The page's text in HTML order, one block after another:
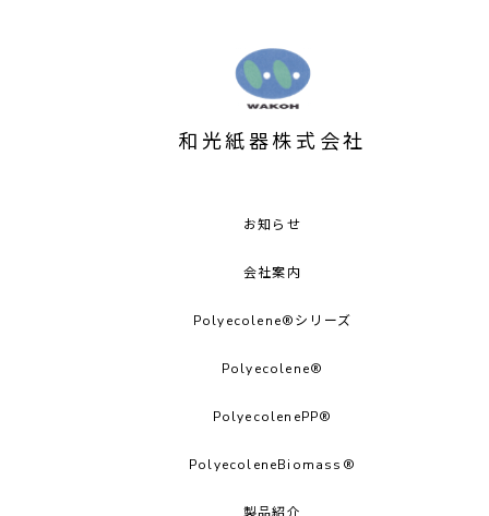
和光紙器株式会社
お知らせ
会社案内
Polyecolene®シリーズ
Polyecolene®︎
PolyecolenePP®︎
PolyecoleneBiomass®
製品紹介